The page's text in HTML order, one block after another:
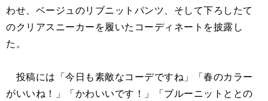
わせ、ベージュのリブニットパンツ、そして下ろしたて
のクリアスニーカーを履いたコーディネートを披露し
た。
投稿には「今日も素敵なコーデですね」「春のカラー
がいいね！」「かわいいです！」「ブルーニットととの